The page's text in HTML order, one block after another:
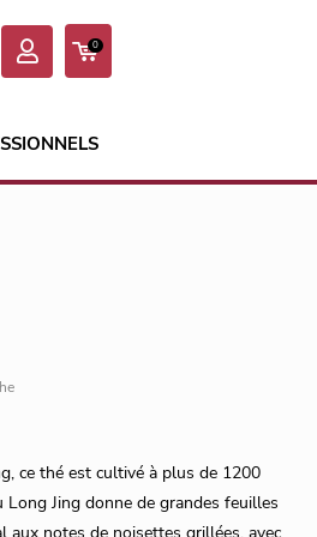
0
ce thé est cultivé à plus de 1200
Long Jing donne de grandes feuilles